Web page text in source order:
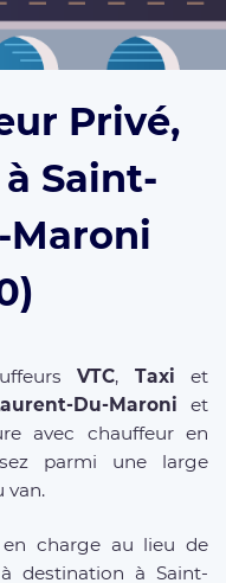
Privé,
Saint-
Maroni
VTC, Taxi et
Du-Maroni et
avec chauffeur en
parmi une large
van.
charge au lieu de
destination à Saint-